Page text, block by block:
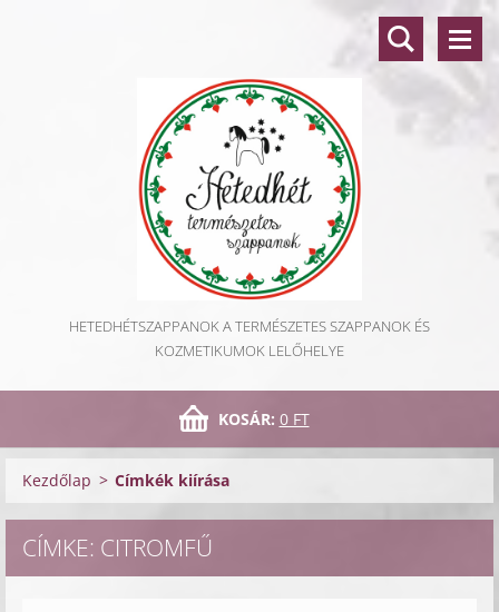
HETEDHÉTSZAPPANOK A TERMÉSZETES SZAPPANOK ÉS
KOZMETIKUMOK LELŐHELYE
KOSÁR: 0 FT
Kezdőlap > Címkék kiírása
CÍMKE: CITROMFŰ